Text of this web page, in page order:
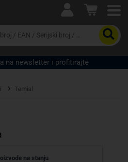
asortiman proizvoda i
na newsletter i profitirajte
Temial
na stanju